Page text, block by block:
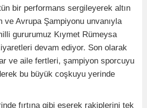
bir performans sergileyerek altın
ve Avrupa Şampiyonu unvanıyla
gururumuz Kıymet Rümeysa
devam ediyor. Son olarak
ve aile fertleri, şampiyon sporcuyu
bu büyük coşkuyu yerinde
fırtına gibi eserek rakiplerini tek